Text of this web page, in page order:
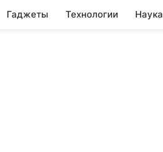
Гаджеты Технологии Наука